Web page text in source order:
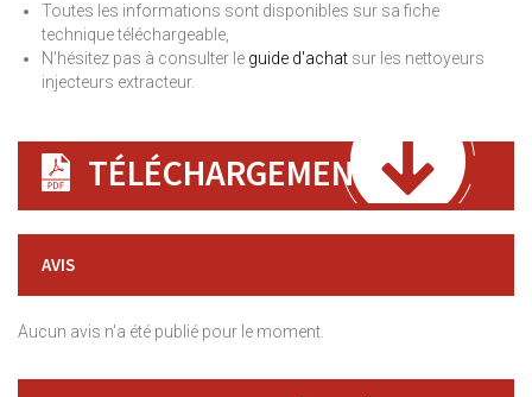
Toutes les informations sont disponibles sur sa fiche
technique téléchargeable,
N'hésitez pas à consulter le guide d'achat sur les nettoyeurs
injecteurs extracteur.
TÉLÉCHARGEMENT
AVIS
Aucun avis n'a été publié pour le moment.